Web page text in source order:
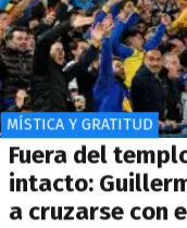
MÍSTICA Y GRATITUD
Fuera del
intacto:
a cruzarse con